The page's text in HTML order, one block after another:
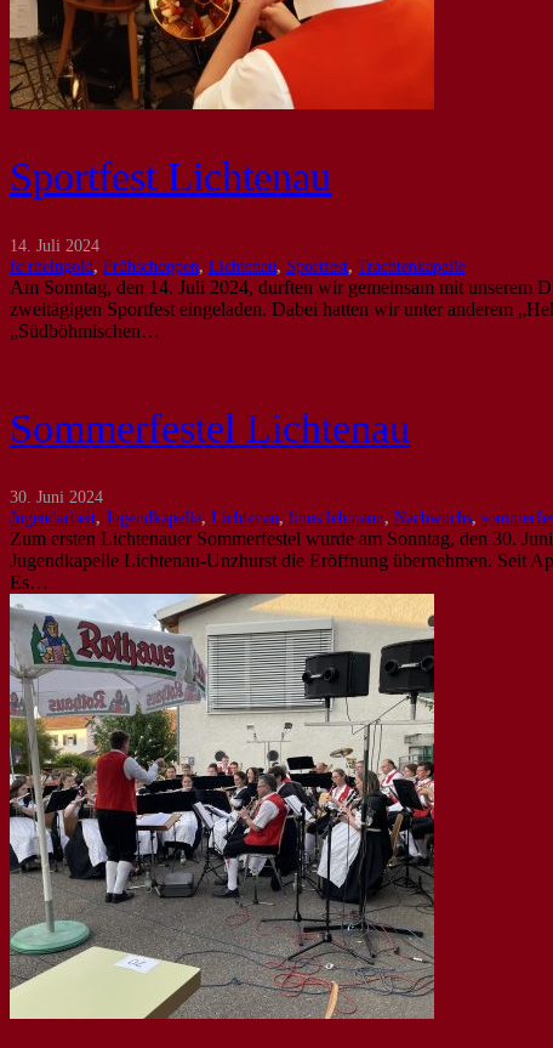
Sportfest Lichtenau
14. Juli 2024
fc rheingold, Frühschoppen, Lichtenau, Sportfest, Trachtenkapelle
Am Sonntag, den 14. Juli 2024, durften wir gemeinsam mit unserem
zweitägigen Sportfest eingeladen. Dabei hatten wir unter anderem
„Südböhmischen…
Sommerfestel Lichtenau
30. Juni 2024
Jugendarbeit, Jugendkapelle, Lichtenau, linus lehmann, Nachwuchs,
Zum ersten Lichtenauer Sommerfestel wurde am Sonntag, den 30.
Jugendkapelle Lichtenau-Unzhurst die Eröffnung übernehmen. Seit
Es…